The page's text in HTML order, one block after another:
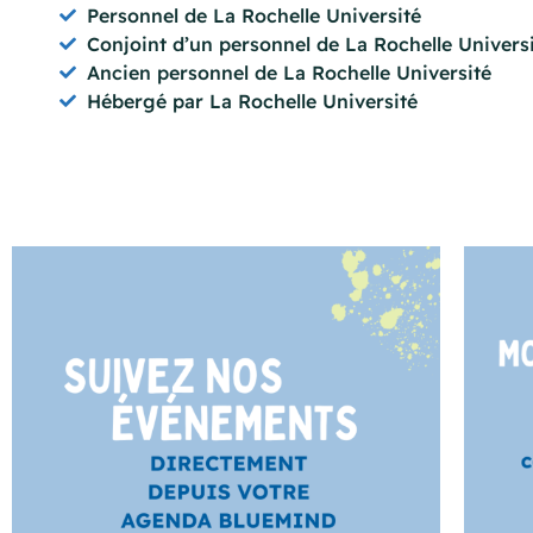
Personnel de La Rochelle Université
Conjoint d’un personnel de La Rochelle
Ancien personnel de La Rochelle Université
Hébergé par La Rochelle Université